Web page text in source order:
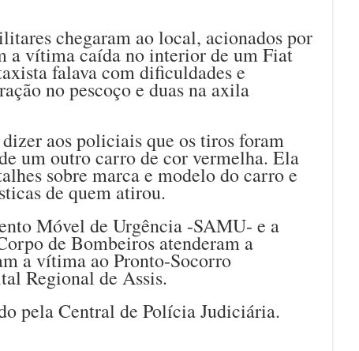
chegaram ao local, acionados por
a vítima caída no interior de um Fiat
falava com dificuldades e
no pescoço e duas na axila
aos policiais que os tiros foram
um outro carro de cor vermelha. Ela
sobre marca e modelo do carro e
de quem atirou.
Móvel de Urgência -SAMU- e a
de Bombeiros atenderam a
a vítima ao Pronto-Socorro
Regional de Assis.
pela Central de Polícia Judiciária.